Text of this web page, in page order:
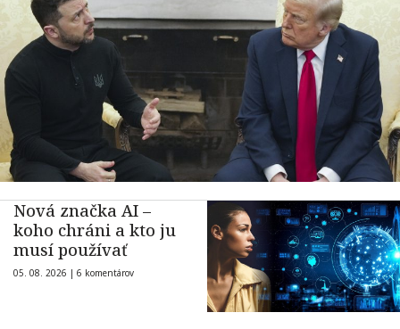
Nová značka AI –
koho chráni a kto ju
musí používať
05. 08. 2026 | 6 komentárov